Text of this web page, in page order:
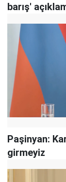
barış'
Paşinyan:
girmeyiz